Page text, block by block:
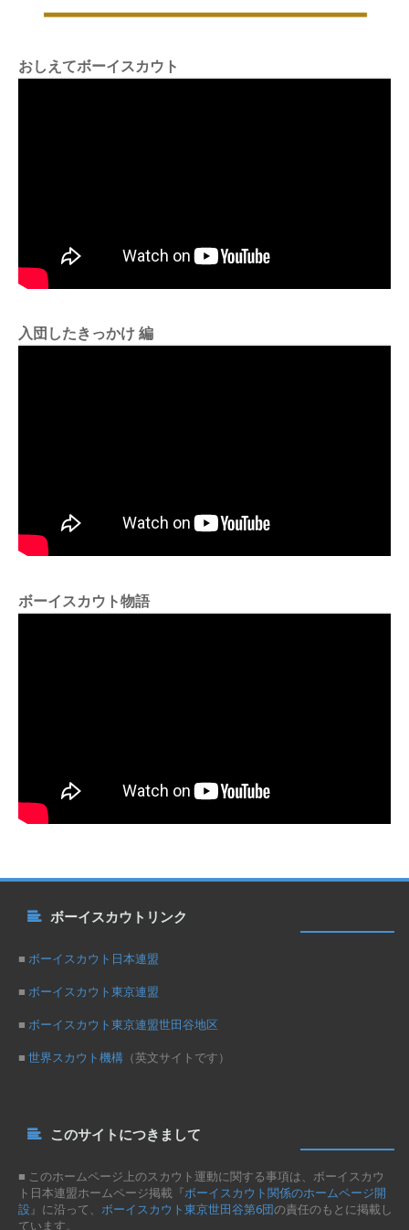
おしえてボーイスカウト
入団したきっかけ 編
ボーイスカウト物語
ボーイスカウトリンク
■ ボーイスカウト日本連盟
■ ボーイスカウト東京連盟
■ ボーイスカウト東京連盟世田谷地区
■ 世界スカウト機構 （英文サイトです）
このサイトにつきまして
■ このホームページ上のスカウト運動に関する事項は、ボーイスカウ
ト日本連盟ホームページ掲載『ボーイスカウト関係のホームページ開
設 』に沿って、 ボーイスカウト東京世田谷第6団の責任のもとに掲載し
ています。